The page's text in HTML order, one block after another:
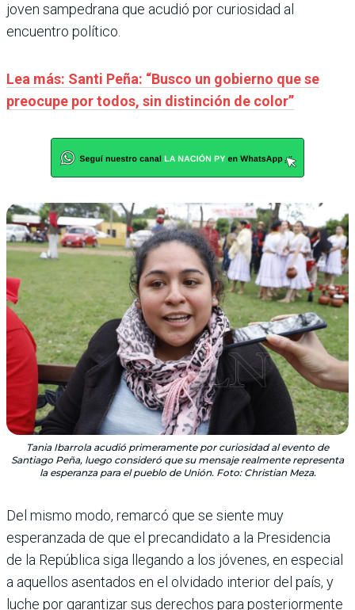
joven sampedrana que acudió por curiosidad al
encuentro político.
Lea más: Santi Peña: “Busco un gobierno que se
preocupe por todos, sin distinción de color”
Tania Ibarrola acudió primeramente por curiosidad al evento de
Santiago Peña, luego consideró que su mensaje realmente representa
la esperanza para el pueblo de Unión. Foto: Christian Meza.
Del mismo modo, remarcó que se siente muy
esperanzada de que el precandidato a la Presidencia
de la República siga llegando a los jóvenes, en especial
a aquellos asentados en el olvidado interior del país, y
luche por garantizar sus derechos para posteriormente